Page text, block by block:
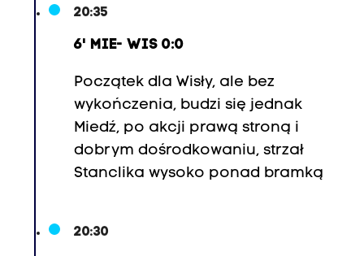
20:35
6' MIE- WIS 0:0
Początek dla Wisły, ale bez
wykończenia, budzi się jednak
Miedź, po akcji prawą stroną i
dobrym dośrodkowaniu, strzał
Stanclika wysoko ponad bramką
20:30